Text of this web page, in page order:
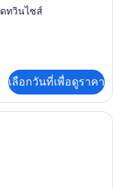
ทวินไซส์
เลือกวันที่เพื่อดูราคา
งเกิล | เครื่องนอนระดับพ